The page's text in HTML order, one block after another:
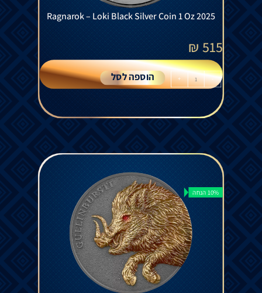
Ragnarok – Loki Black Silver Coin 1 Oz 2025
515
₪
-
+ הוספה לסל
10% הנחה